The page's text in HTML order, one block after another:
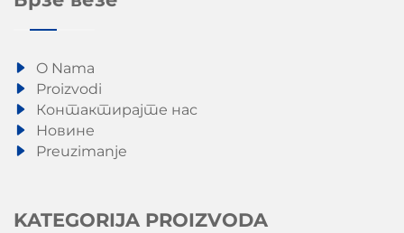
O Nama
Proizvodi
Контактирајте нас
Новине
Preuzimanje
KATEGORIJA PROIZVODA